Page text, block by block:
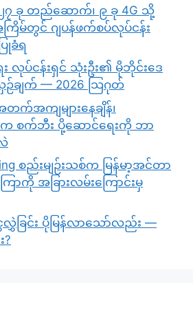
၇ ခု တည်ဆောက်၊ ၉ ခု 4G သို့
မ်တွင် ဂျပန်ဖက်စပ်လုပ်ငန်း
ခံရ
လုပ်ငန်းရှင် သုံးဦး၏ မိုဘိုင်းဒေ
ဉ်ချက် — 2026 သြဂုတ်
က်အကျများနေချိန်၊
ာက စက်ဘီး ပို့ဆောင်ရေးကို ဘာ
စည်းမျဉ်းသစ်က မြန်မာ့အင်တာ
ကို အခြားလမ်းကြောင်းမှ
လွှဲခြင်း ပိုမြန်လာသော်လည်း —